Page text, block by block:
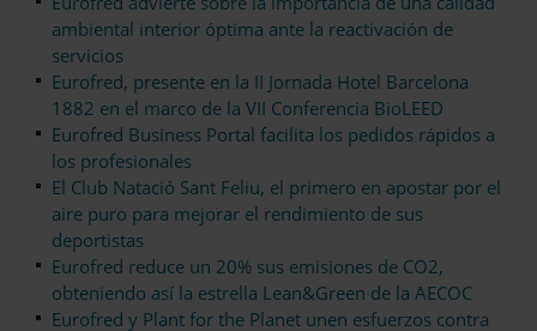
ambiental interior óptima ante la reactivación de
servicios
Eurofred, presente en la II Jornada Hotel Barcelona
1882 en el marco de la VII Conferencia BioLEED
Eurofred Business Portal facilita los pedidos rápidos a
los profesionales
El Club Natació Sant Feliu, el primero en apostar por el
aire puro para mejorar el rendimiento de sus
deportistas
Eurofred reduce un 20% sus emisiones de CO2,
obteniendo así la estrella Lean&Green de la AECOC
Eurofred y Plant for the Planet unen esfuerzos contra